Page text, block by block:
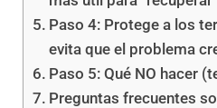
Paso 4: Protege a los
evita que el problema
Paso 5: Qué NO hacer
Preguntas frecuentes